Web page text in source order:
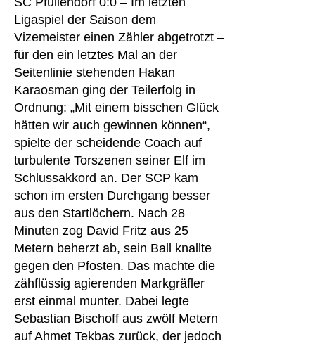
Ligaspiel der Saison dem
Vizemeister einen Zähler abgetrotzt –
für den ein letztes Mal an der
Seitenlinie stehenden Hakan
Karaosman ging der Teilerfolg in
Ordnung: „Mit einem bisschen Glück
hätten wir auch gewinnen können“,
spielte der scheidende Coach auf
turbulente Torszenen seiner Elf im
Schlussakkord an. Der SCP kam
schon im ersten Durchgang besser
aus den Startlöchern. Nach 28
Minuten zog David Fritz aus 25
Metern beherzt ab, sein Ball knallte
gegen den Pfosten. Das machte die
zähflüssig agierenden Markgräfler
erst einmal munter. Dabei legte
Sebastian Bischoff aus zwölf Metern
auf Ahmet Tekbas zurück, der jedoch